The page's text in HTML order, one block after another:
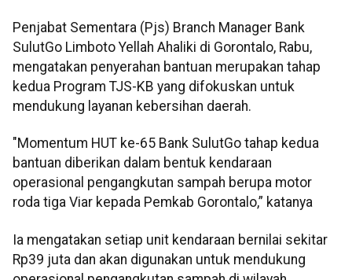
Penjabat Sementara (Pjs) Branch Manager Bank
SulutGo Limboto Yellah Ahaliki di Gorontalo, Rabu,
mengatakan penyerahan bantuan merupakan tahap
kedua Program TJS-KB yang difokuskan untuk
mendukung layanan kebersihan daerah.
"Momentum HUT ke-65 Bank SulutGo tahap kedua
bantuan diberikan dalam bentuk kendaraan
operasional pengangkutan sampah berupa motor
roda tiga Viar kepada Pemkab Gorontalo,” katanya
Ia mengatakan setiap unit kendaraan bernilai sekitar
Rp39 juta dan akan digunakan untuk mendukung